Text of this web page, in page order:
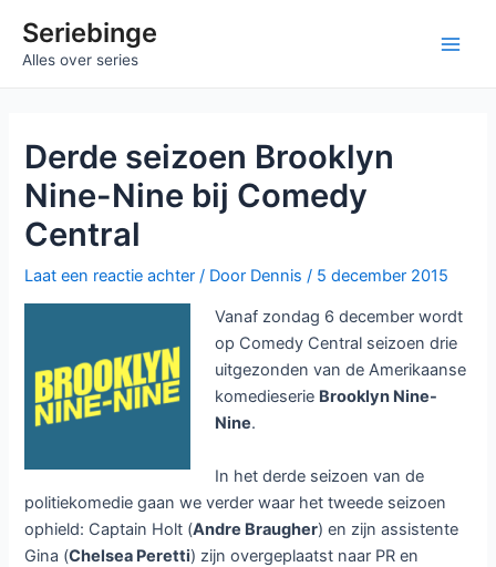
naarSeriebinge
Alles over series
Derde seizoen Brooklyn
Nine-Nine bij Comedy
Central
Laat een reactie achter / Door Dennis/ 5 december 2015
Vanaf zondag 6 december wordt
op Comedy Central seizoen drie
uitgezonden van de Amerikaanse
komedieserie Brooklyn Nine-
Nine.
In het derde seizoen van de
politiekomedie gaan we verder waar het tweede seizoen
ophield: Captain Holt (Andre Braugher) en zijn assistente
Gina (Chelsea Peretti) zijn overgeplaatst naar PR en